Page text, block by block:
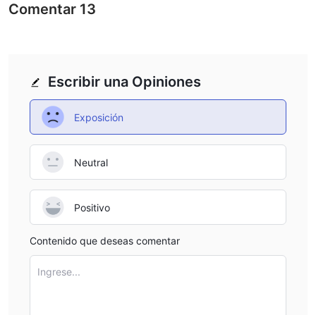
Escribir una Opiniones
Exposición
Neutral
Positivo
Contenido que deseas comentar
Ingrese...
Comentar 13